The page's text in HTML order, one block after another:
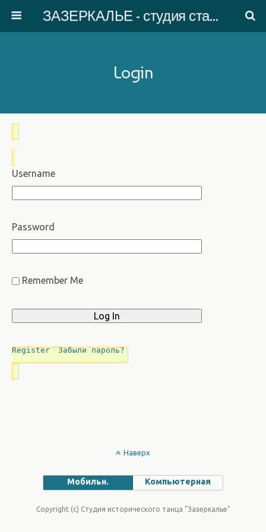
ЗАЗЕРКАЛЬЕ - студия старинного танца
Login
Username
Password
Remember Me
Register Забыли пароль?
Наверх
Мобильн. Компьютерная
Copyright (c) Студия исторического танца "Зазеркалье"